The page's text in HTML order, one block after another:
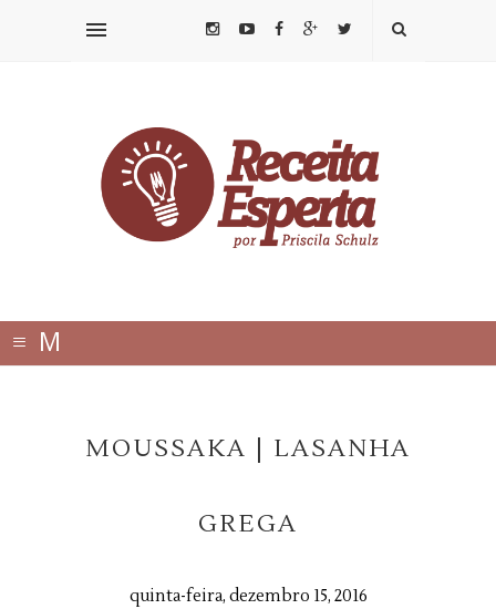
≡ M
MOUSSAKA | LASANHA
GREGA
quinta-feira, dezembro 15, 2016